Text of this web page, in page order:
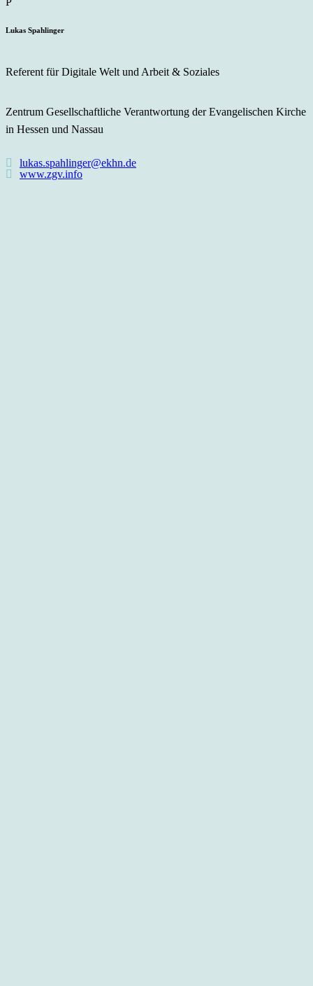
Lukas Spahlinger
Referent für Digitale Welt und Arbeit & Soziales
Zentrum Gesellschaftliche Verantwortung der Evangelischen Kirche
in Hessen und Nassau
lukas.spahlinger@ekhn.de
www.zgv.info